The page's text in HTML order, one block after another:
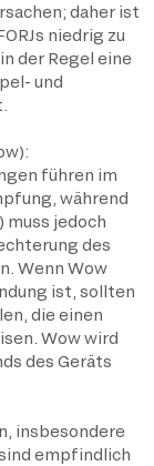
daher ist
niedrig zu
der Regel eine
und
führen im
während
muss jedoch
des
Wenn Wow
ist, sollten
die einen
Wow wird
des Geräts
insbesondere
empfindlich